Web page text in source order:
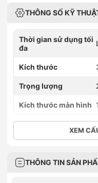
THÔNG SỐ KỸ
Thời gian sử dụng tối
đa
Kích thước
Trọng lượng
Kích thước màn hình
XEM
THÔNG TIN SẢN